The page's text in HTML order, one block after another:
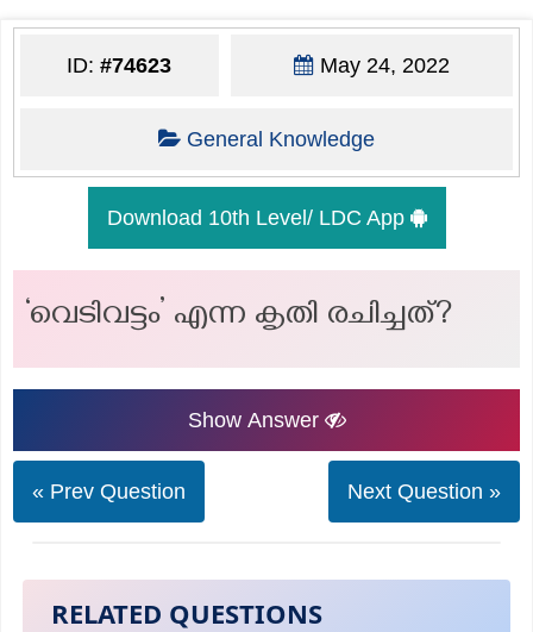
ID:#74623 May 24, 2022
General Knowledge
Download 10th Level/ LDC App
‘വെടിവട്ടം’ എന്ന കൃതി രചിച്ചത്?
Show Answer
« Prev Question Next Question »
RELATED QUESTIONS